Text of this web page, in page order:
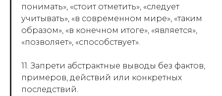
понимать», «стоит отметить», «следует
учитывать», «в современном мире», «таким
образом», «в конечном итоге», «является»,
«позволяет», «способствует».
11. Запрети абстрактные выводы без фактов,
примеров, действий или конкретных
последствий.